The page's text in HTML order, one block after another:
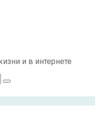
и в интернете